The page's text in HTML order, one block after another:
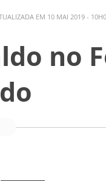
EM 10 MAI 2019 -
no